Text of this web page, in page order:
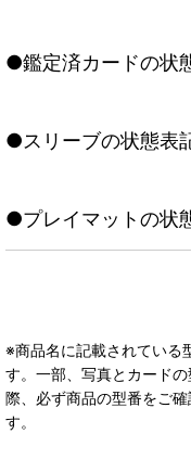
●鑑定済カードの状
●スリーブの状態表
●プレイマットの状
※商品名に記載されている
す。一部、写真とカード
際、必ず商品の型番をご
す。